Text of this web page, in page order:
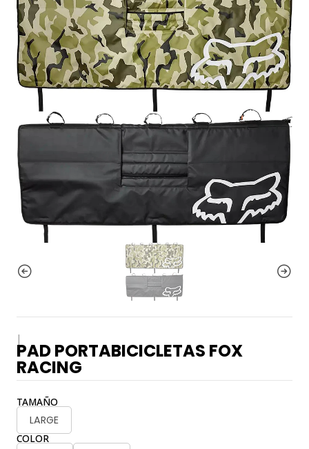
|
PAD PORTABICICLETAS FOX
RACING
TAMAÑO
LARGE
COLOR